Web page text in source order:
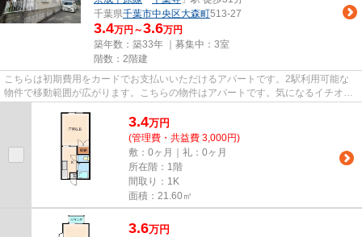
千葉県千葉市中央区大森町513-27
3.4万円～3.6万円
築年数：築33年 ｜募集中： 3室
階数：2階建
こちらは初期費用をカードでお支払いいただけるアパートです。2駅利用可能な
物件で移動範囲が広がります。こちらの物件はアパートです。気になるイチオシ
3.4万円
(管理費・共益費 3,000円)
敷：0ヶ月｜礼：0ヶ月
所在階：1階
間取り：1K
面積：21.60㎡
3.6万円